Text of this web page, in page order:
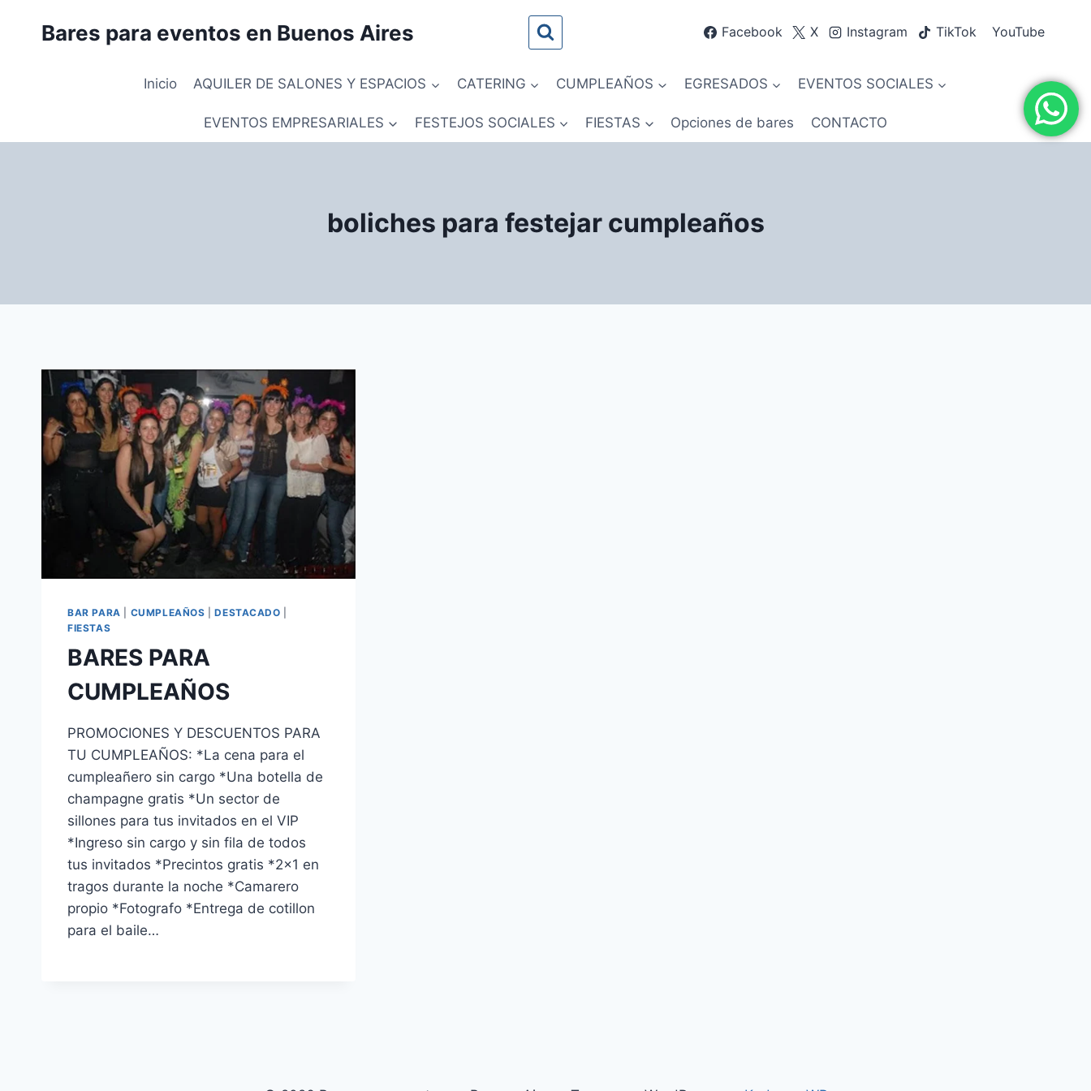
Bares para eventos en Buenos Aires Facebook X Instagram TikTok YouTube
Inicio AQUILER DE SALONES Y ESPACIOS CATERING CUMPLEAÑOS EGRESADOS EVENTOS SOCIALES
EVENTOS EMPRESARIALES FESTEJOS SOCIALES FIESTAS Opciones de bares CONTACTO
boliches para festejar cumpleaños
BAR PARA CUMPLEAÑOS |DESTACADO
FIESTAS
BARES PARA
CUMPLEAÑOS
PROMOCIONES Y DESCUENTOS PARA
TU CUMPLEAÑOS: *La cena para el
cumpleañero sin cargo *Una botella de
champagne gratis *Un sector de
sillones para tus invitados en el VIP
*Ingreso sin cargo y sin fila de todos
tus invitados *Precintos gratis *2×1 en
tragos durante la noche *Camarero
propio *Fotografo *Entrega de cotillon
para el baile…